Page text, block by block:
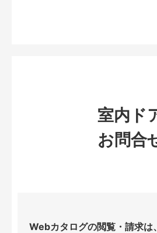
室内ド
お問合
Webカタログの閲覧・請求は